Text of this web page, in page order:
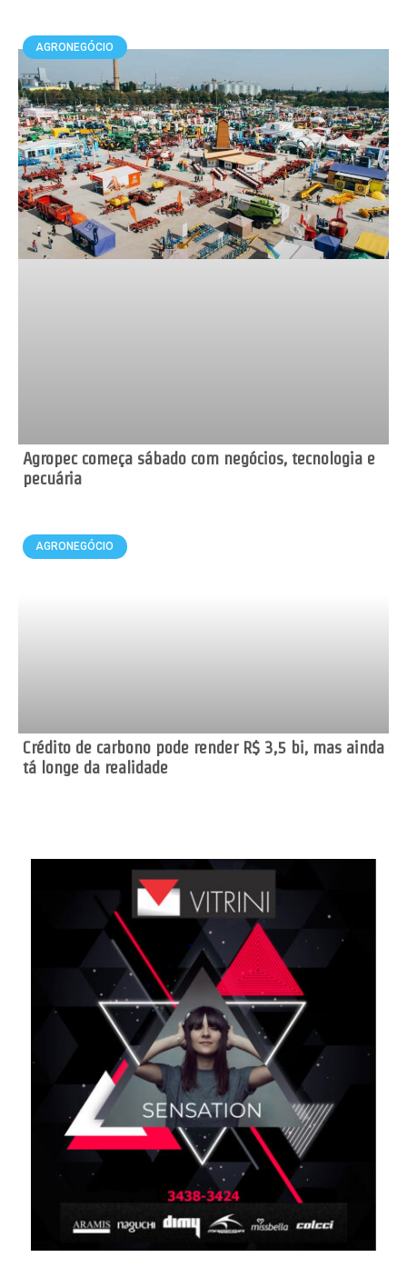
AGRONEGÓCIO
Agropec começa sábado com negócios, tecnologia e
pecuária
AGRONEGÓCIO
Crédito de carbono pode render R$ 3,5 bi, mas ainda
tá longe da realidade